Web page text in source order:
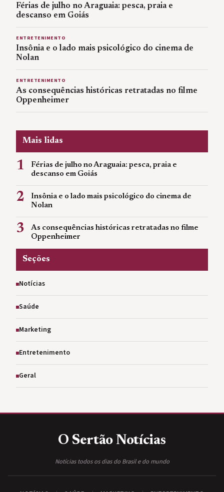
Férias de julho no Araguaia: pesca, praia e
descanso em Goiás
ENTRETENIMENTO
Insônia e o lado mais psicológico do cinema de
Nolan
ENTRETENIMENTO
As consequências históricas retratadas no filme
Oppenheimer
Mais lidas
1
Férias de julho no Araguaia: pesca, praia e
descanso em Goiás
2
Insônia e o lado mais psicológico do cinema de
Nolan
3
As consequências históricas retratadas no filme
Oppenheimer
Seções
Notícias
Saúde
Marketing
Entretenimento
Geral
O Sertão Notícias
Notícias todos os dias do Brasil e do mundo